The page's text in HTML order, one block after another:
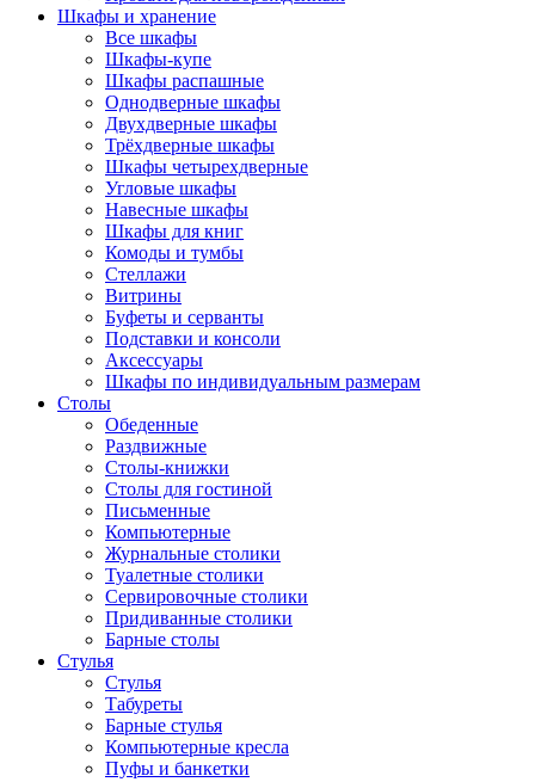
Шкафы и хранение
Все шкафы
Шкафы-купе
Шкафы распашные
Однодверные шкафы
Двухдверные шкафы
Трёхдверные шкафы
Шкафы четырехдверные
Угловые шкафы
Навесные шкафы
Шкафы для книг
Комоды и тумбы
Стеллажи
Витрины
Буфеты и серванты
Подставки и консоли
Аксессуары
Шкафы по индивидуальным размерам
Столы
Обеденные
Раздвижные
Столы-книжки
Столы для гостиной
Письменные
Компьютерные
Журнальные столики
Туалетные столики
Сервировочные столики
Придиванные столики
Барные столы
Стулья
Стулья
Табуреты
Барные стулья
Компьютерные кресла
Пуфы и банкетки